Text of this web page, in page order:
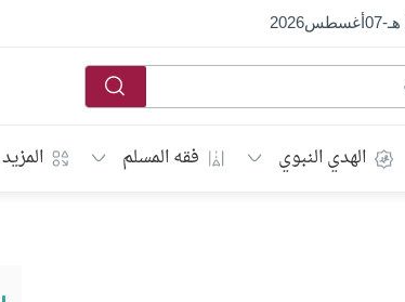
-
07أغسطس2026
الهدي النبوي فقه المسلم المزيد